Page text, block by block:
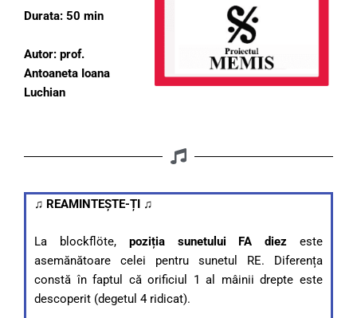
Durata: 50 min
Autor: prof.
Antoaneta Ioana
Luchian
♫ REAMINTEȘTE-ȚI ♫
La blockflöte, poziția sunetului FA diez este
asemănătoare celei pentru sunetul RE. Diferența
constă în faptul că orificiul 1 al mâinii drepte este
descoperit (degetul 4 ridicat).